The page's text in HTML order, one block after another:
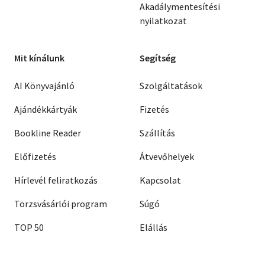
Akadálymentesítési
nyilatkozat
Mit kínálunk
AI Könyvajánló
Ajándékkártyák
Bookline Reader
Előfizetés
Hírlevél feliratkozás
Törzsvásárlói program
TOP 50
Segítség
Szolgáltatások
Fizetés
Szállítás
Átvevőhelyek
Kapcsolat
Súgó
Elállás